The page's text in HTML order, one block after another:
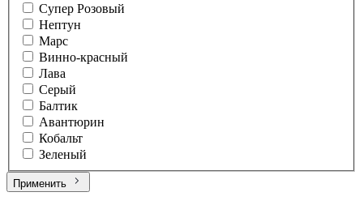
Супер Розовый
Нептун
Марс
Винно-красный
Лава
Серый
Балтик
Авантюрин
Кобальт
Зеленый
Применить